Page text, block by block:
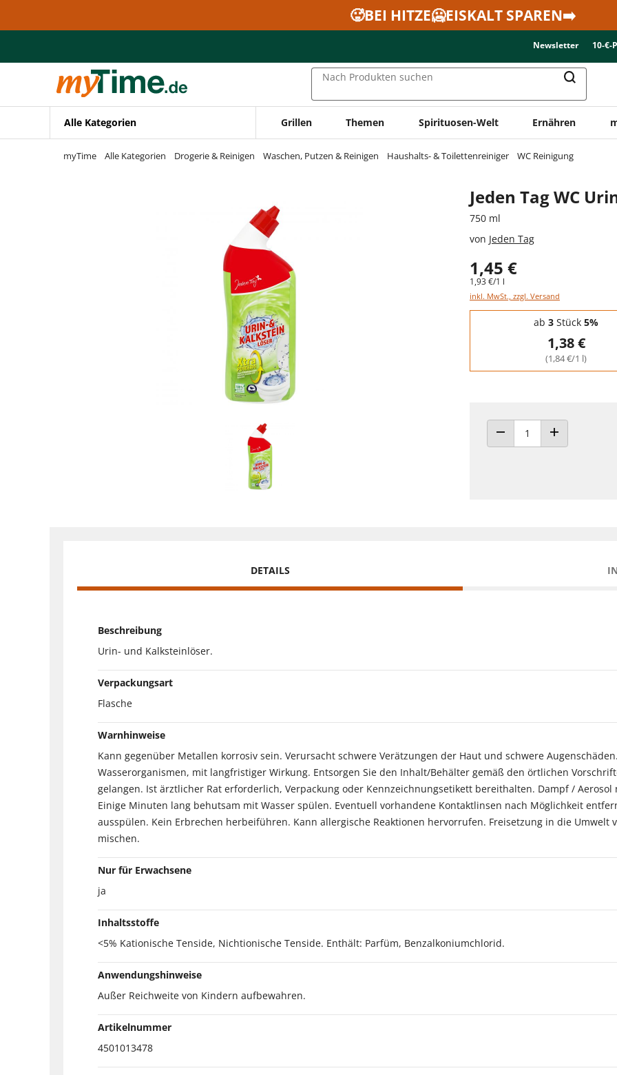
Zur Navigation springen
🥵BEI HITZE🥶EISKALT SPAREN➡️
Newsletter 10-€-
Nach Produkten suchen
Alle Kategorien Grillen Themen Spirituosen-Welt Ernähren
myTime Alle Kategorien Drogerie & Reinigen Waschen, Putzen & Reinigen Haushalts- & Toilettenreiniger WC Reinigung
Jeden Tag WC
750 ml
von Jeden Tag
1,45 €
1,93 €/1 l
inkl. MwSt., zzgl. Versand
Staffelpreise - Mengenrabatt
ab 3 Stück 5%
1,38 €
(1,84 €/1 l)
ANZAHL VERRINGERN
ANZAHL
DETAILS
Beschreibung
Urin- und Kalksteinlöser.
Verpackungsart
Flasche
Warnhinweise
Kann gegenüber Metallen korrosiv sein. Verursacht schwere Verätzungen der Haut und schwere
Wasserorganismen, mit langfristiger Wirkung. Entsorgen Sie den Inhalt/Behälter gemäß den örtlichen
gelangen. Ist ärztlicher Rat erforderlich, Verpackung oder Kennzeichnungsetikett bereithalten. Dampf /
Einige Minuten lang behutsam mit Wasser spülen. Eventuell vorhandene Kontaktlinsen nach Möglichkeit
ausspülen. Kein Erbrechen herbeiführen. Kann allergische Reaktionen hervorrufen. Freisetzung in die
mischen.
Nur für Erwachsene
ja
Inhaltsstoffe
<5% Kationische Tenside, Nichtionische Tenside. Enthält: Parfüm, Benzalkoniumchlorid.
Anwendungshinweise
Außer Reichweite von Kindern aufbewahren.
Artikelnummer
4501013478